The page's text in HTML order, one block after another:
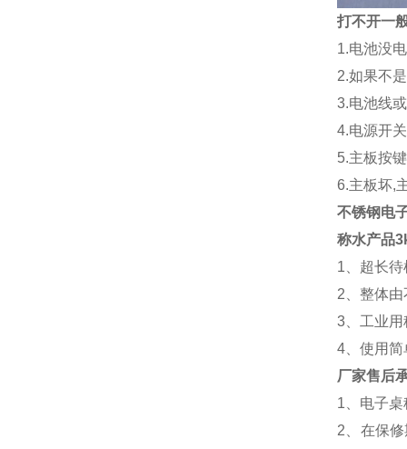
打不开一
1.电池没
2.如果不
3.电池线
4.电源开
5.主板按
6.主板坏,
不锈钢电
称水产品
1、超长
2、整体
3、工业
4、使用
厂家售后
1、电子
2、在保